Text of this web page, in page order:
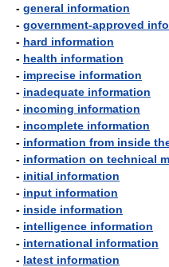
- general information
- government-approved
- hard information
- health information
- imprecise information
- inadequate information
- incoming information
- incomplete information
- information from inside
- information on technical
- initial information
- input information
- inside information
- intelligence information
- international information
- latest information